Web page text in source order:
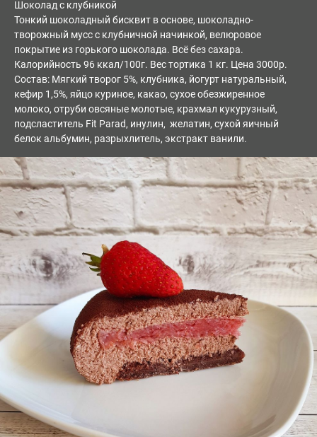
Шоколад с клубникой
Тонкий шоколадный бисквит в основе, шоколадно-
творожный мусс с клубничной начинкой, велюровое
покрытие из горького шоколада. Всё без сахара.
Калорийность 96 ккал/100г. Вес тортика 1 кг. Цена 3000р.
Состав: Мягкий творог 5%, клубника, йогурт натуральный,
кефир 1,5%, яйцо куриное, какао, сухое обезжиренное
молоко, отруби овсяные молотые, крахмал кукурузный,
подсластитель Fit Parad, инулин, желатин, сухой яичный
белок альбумин, разрыхлитель, экстракт ванили.